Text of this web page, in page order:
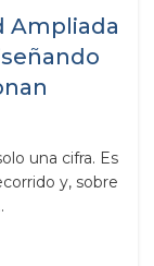
Ampliada
una cifra. Es
y, sobre